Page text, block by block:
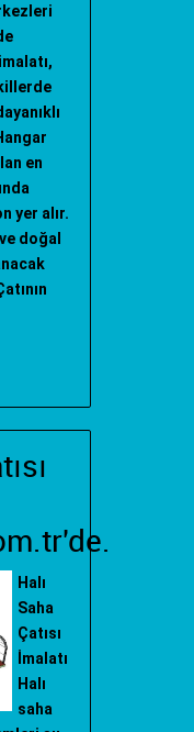
en
yer alır.
doğal
Halı
Saha
Çatısı
İmalatı
Halı
saha